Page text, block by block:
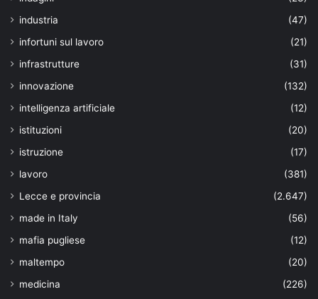
industria
(47)
infortuni sul lavoro
(21)
infrastrutture
(31)
innovazione
(132)
intelligenza artificiale
(12)
istituzioni
(20)
istruzione
(17)
lavoro
(381)
Lecce e provincia
(2.647)
made in Italy
(56)
mafia pugliese
(12)
maltempo
(20)
medicina
(226)